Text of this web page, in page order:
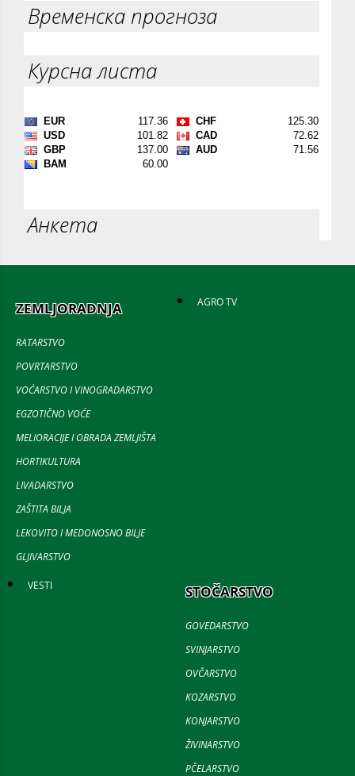
Временска прогноза
Курсна листа
Анкета
ZEMLJORADNJA
RATARSTVO
POVRTARSTVO
VOĆARSTVO I VINOGRADARSTVO
EGZOTIČNO VOĆE
MELIORACIJE I OBRADA ZEMLJIŠTA
HORTIKULTURA
LIVADARSTVO
ZAŠTITA BILJA
LEKOVITO I MEDONOSNO BILJE
GLJIVARSTVO
AGRO TV
VESTI STOČARSTVO
GOVEDARSTVO
SVINJARSTVO
OVČARSTVO
KOZARSTVO
KONJARSTVO
ŽIVINARSTVO
PČELARSTVO